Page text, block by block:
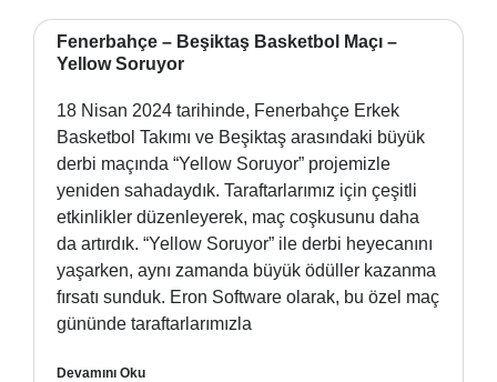
Fenerbahçe – Beşiktaş Basketbol Maçı –
Yellow Soruyor
18 Nisan 2024 tarihinde, Fenerbahçe Erkek
Basketbol Takımı ve Beşiktaş arasındaki büyük
derbi maçında “Yellow Soruyor” projemizle
yeniden sahadaydık. Taraftarlarımız için çeşitli
etkinlikler düzenleyerek, maç coşkusunu daha
da artırdık. “Yellow Soruyor” ile derbi heyecanını
yaşarken, aynı zamanda büyük ödüller kazanma
fırsatı sunduk. Eron Software olarak, bu özel maç
gününde taraftarlarımızla
Devamını Oku